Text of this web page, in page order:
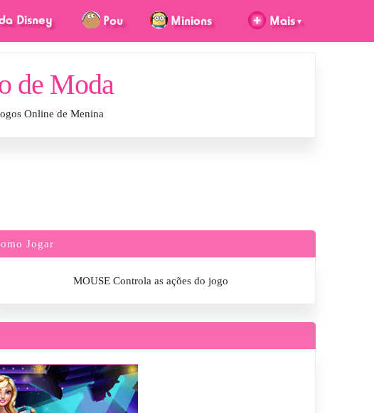
de Moda
Online de Menina
Jogar
MOUSE Controla as ações do jogo